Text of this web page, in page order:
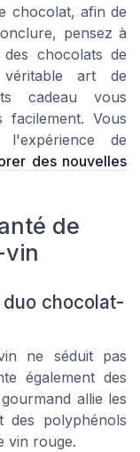
chocolat, afin de
pensez à
chocolats de
art de
cadeau vous
Vous
de
des nouvelles
de
chocolat-
ne séduit pas
également des
allie les
des polyphénols
vin rouge.